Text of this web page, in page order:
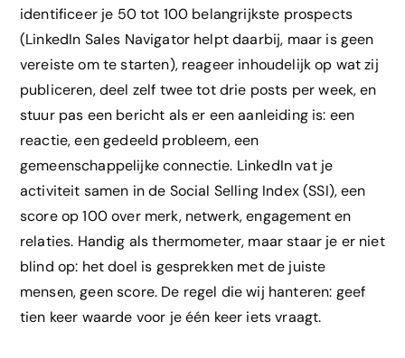
identificeer je 50 tot 100 belangrijkste prospects
(LinkedIn Sales Navigator helpt daarbij, maar is geen
vereiste om te starten), reageer inhoudelijk op wat zij
publiceren, deel zelf twee tot drie posts per week, en
stuur pas een bericht als er een aanleiding is: een
reactie, een gedeeld probleem, een
gemeenschappelijke connectie. LinkedIn vat je
activiteit samen in de Social Selling Index (SSI), een
score op 100 over merk, netwerk, engagement en
relaties. Handig als thermometer, maar staar je er niet
blind op: het doel is gesprekken met de juiste
mensen, geen score. De regel die wij hanteren: geef
tien keer waarde voor je één keer iets vraagt.